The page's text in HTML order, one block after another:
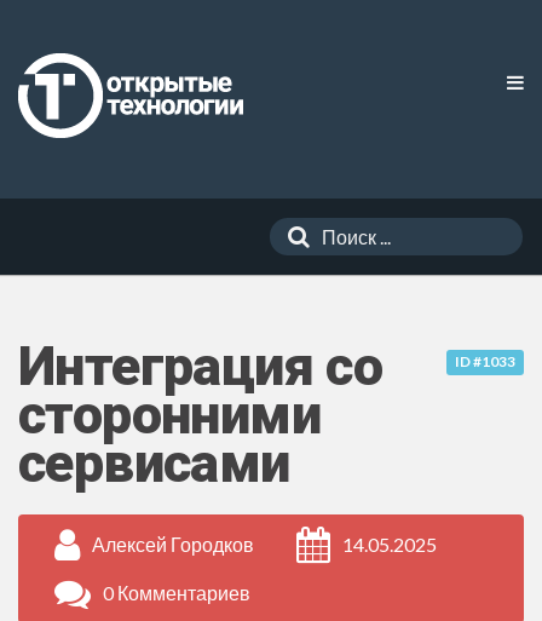
ID #1033
Интеграция со
сторонними
сервисами
Алексей Городков 14.05.2025
0 Комментариев